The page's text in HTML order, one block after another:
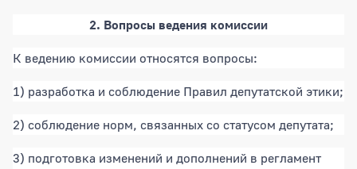
2. Вопросы ведения комиссии
К ведению комиссии относятся вопросы:
1) разработка и соблюдение Правил депутатской этики;
2) соблюдение норм, связанных со статусом депутата;
3) подготовка изменений и дополнений в регламент